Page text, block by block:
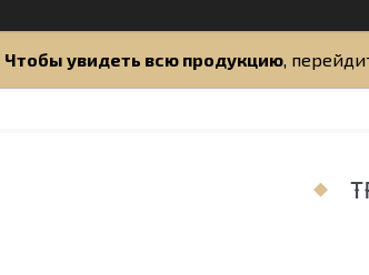
Чтобы увидеть всю продукцию,